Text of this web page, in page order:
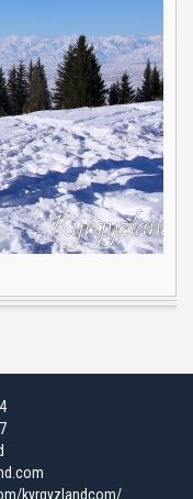
kyrgyzlandcom/